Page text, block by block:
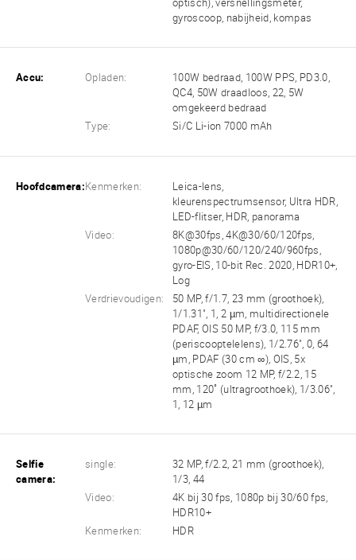
optisch), versnellingsmeter,
gyroscoop, nabijheid, kompas
Accu: Opladen:
100W bedraad, 100W PPS, PD3.0,
QC4, 50W draadloos, 22, 5W
omgekeerd bedraad
Type:
Si/C Li-ion 7000 mAh
Hoofdcamera:Kenmerken:
Leica-lens,
kleurenspectrumsensor, Ultra HDR,
LED-flitser, HDR, panorama
Video:
8K@30fps, 4K@30/60/120fps,
1080p@30/60/120/240/960fps,
gyro-EIS, 10-bit Rec. 2020, HDR10+,
Log
Verdrievoudigen:
50 MP, f/1.7, 23 mm (groothoek),
1/1.31", 1, 2 µm, multidirectionele
PDAF, OIS 50 MP, f/3.0, 115 mm
(periscooptelelens), 1/2.76", 0, 64
µm, PDAF (30 cm ∞), OIS, 5x
optische zoom 12 MP, f/2.2, 15
mm, 120˚ (ultragroothoek), 1/3.06",
1, 12 µm
Selfie
camera:
single:
32 MP, f/2.2, 21 mm (groothoek),
1/3, 44
Video:
4K bij 30 fps, 1080p bij 30/60 fps,
HDR10+
Kenmerken:
HDR